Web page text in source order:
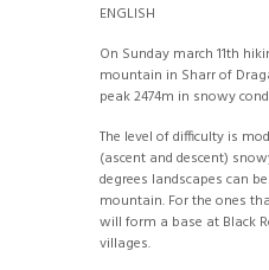
ENGLISH
On Sunday march 11th
mountain in Sharr of
peak 2474m in snowy
The level of difficulty is
(ascent and descent)
degrees landscapes can
mountain. For the ones
will form a base at Black
villages.